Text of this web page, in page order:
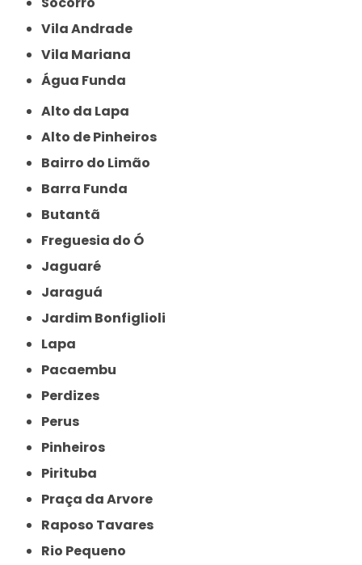
Vila Andrade
Vila Mariana
Água Funda
Alto da Lapa
Alto de Pinheiros
Bairro do Limão
Barra Funda
Butantã
Freguesia do Ó
Jaguaré
Jaraguá
Jardim Bonfiglioli
Lapa
Pacaembu
Perdizes
Perus
Pinheiros
Pirituba
Praça da Arvore
Raposo Tavares
Rio Pequeno